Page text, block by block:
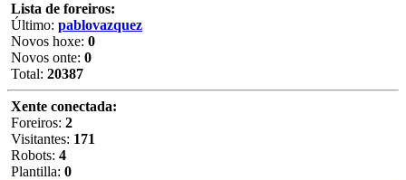
Lista de foreiros:
Último: pablovazquez
Novos hoxe: 0
Novos onte: 0
Total: 20387
Xente conectada:
Foreiros: 2
Visitantes: 171
Robots: 4
Plantilla: 0